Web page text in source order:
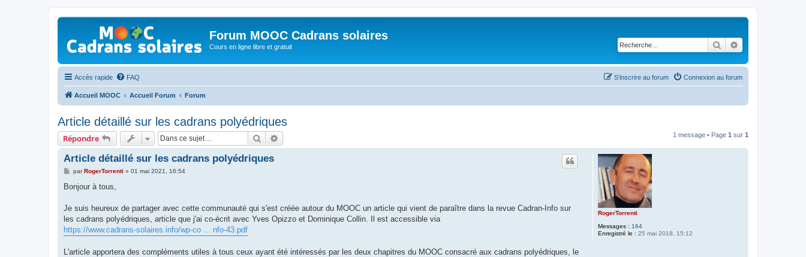
Forum MOOC Cadrans solaires
Cours en ligne libre et gratuit Rechercher
Accès rapide FAQ Connexion au forum
S’inscrire au forum
Accueil MOOC Accueil Forum Forum
Article détaillé sur les cadrans polyédriques
Répondre Rechercher 1 message • Page 1 sur 1
RogerTorrenti
Messages : 164
Enregistré le : 25 mai 2018, 15:12
Article détaillé sur les cadrans polyédriques
M
s
g
parRogerTorrenti » 01 mai 2021, 16:54
Bonjour à tous,
Je suis heureux de partager avec cette communauté qui s'est créée autour du MOOC un article qui vient de paraître dans la revue Cadran-Info sur
les cadrans polyédriques, article que j'ai co-écrit avec Yves Opizzo et Dominique Collin. Il est accessible via
https://www.cadrans-solaires.info/wp-co ... nfo-43.pdf
L'article apportera des compléments utiles à tous ceux ayant été intéressés par les deux chapitres du MOOC consacré aux cadrans polyédriques, le